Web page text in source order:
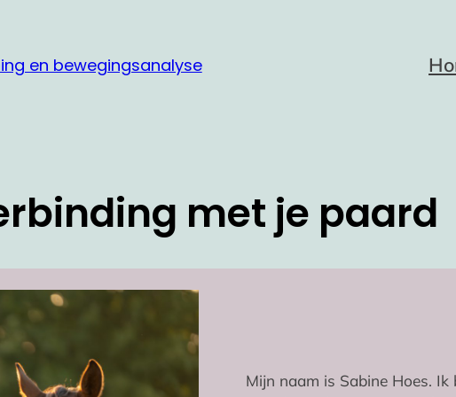
en bewegingsanalyse
met je paard
Mijn naam is Sabine Hoes. Ik